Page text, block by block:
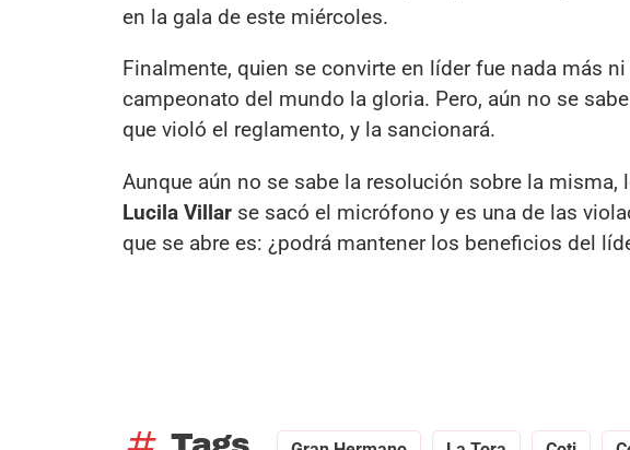
en la gala de este miércoles.
Finalmente, quien se convirte en líder fue nada más
campeonato del mundo la gloria. Pero, aún no se
que violó el reglamento, y la sancionará.
Aunque aún no se sabe la resolución sobre la
Lucila Villar se sacó el micrófono y es una de las
que se abre es: ¿podrá mantener los beneficios del